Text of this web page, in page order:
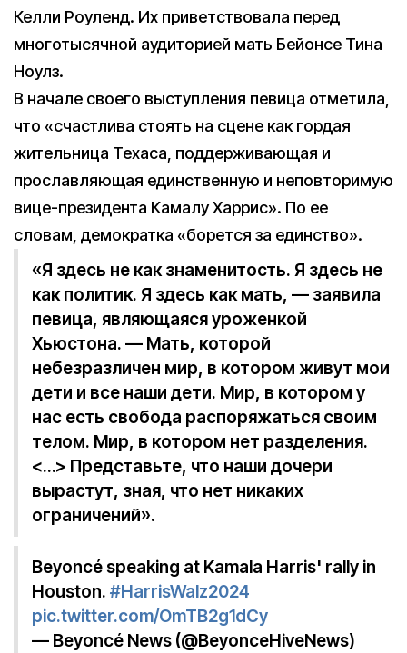
Келли Роуленд. Их приветствовала перед
многотысячной аудиторией мать Бейонсе Тина
Ноулз.
В начале своего выступления певица отметила,
что «счастлива стоять на сцене как гордая
жительница Техаса, поддерживающая и
прославляющая единственную и неповторимую
вице-президента Камалу Харрис». По ее
словам, демократка «борется за единство».
«Я здесь не как знаменитость. Я здесь не
как политик. Я здесь как мать, — заявила
певица, являющаяся уроженкой
Хьюстона. — Мать, которой
небезразличен мир, в котором живут мои
дети и все наши дети. Мир, в котором у
нас есть свобода распоряжаться своим
телом. Мир, в котором нет разделения.
<…> Представьте, что наши дочери
вырастут, зная, что нет никаких
ограничений».
Beyoncé speaking at Kamala Harris' rally in
Houston. #HarrisWalz2024
pic.twitter.com/OmTB2g1dCy
— Beyoncé News (@BeyonceHiveNews)